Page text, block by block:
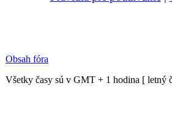
Obsah fóra
Všetky časy sú v GMT + 1 hodina [ letný